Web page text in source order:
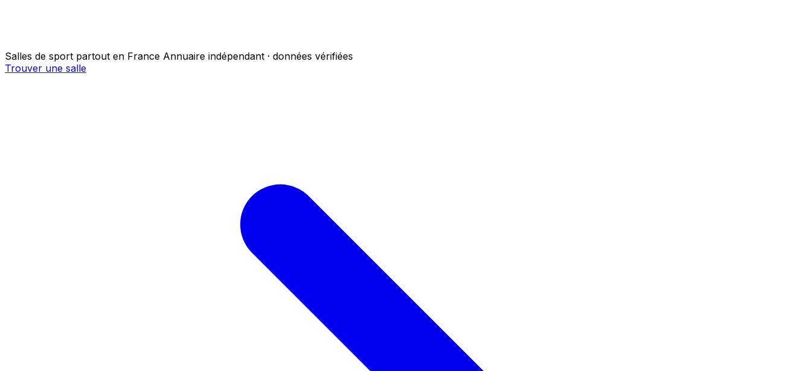
Salles de sport partout en France Annuaire indépendant · données vérifiées
Trouver une salle